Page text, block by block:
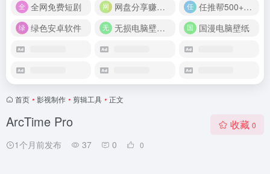
全网免费短剧
网盘分享赚奖金！
任推帮500+推广项目！
绿色安卓软件
无损电脑壁纸合集 国漫电脑壁纸
首页 • 影视制作 • 剪辑工具 • 正文
ArcTime Pro
1个月前发布 37 0 0
收藏 0